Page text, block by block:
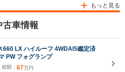
もっと見る
古車情報
660 LX ハイルーフ 4WDAIS鑑定済
PW フォグランプ
総額： 67万円